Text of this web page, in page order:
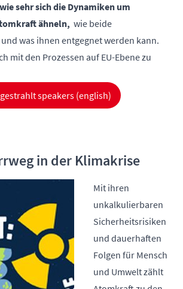
sehr sich die Dynamiken um
ähneln, wie beide
was ihnen entgegnet werden kann.
mit den Prozessen auf EU-Ebene zu
speakers (english)
in der Klimakrise
Mit ihren
unkalkulierbaren
Sicherheitsrisiken
und dauerhaften
Folgen für Mensch
und Umwelt zählt